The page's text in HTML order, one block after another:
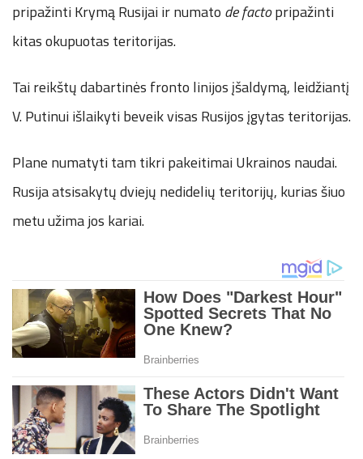
pripažinti Krymą Rusijai ir numato de factopripažinti
kitas okupuotas teritorijas.
Tai reikštų dabartinės fronto linijos įšaldymą, leidžiantį
V. Putinui išlaikyti beveik visas Rusijos įgytas teritorijas.
Plane numatyti tam tikri pakeitimai Ukrainos naudai.
Rusija atsisakytų dviejų nedidelių teritorijų, kurias šiuo
metu užima jos kariai.